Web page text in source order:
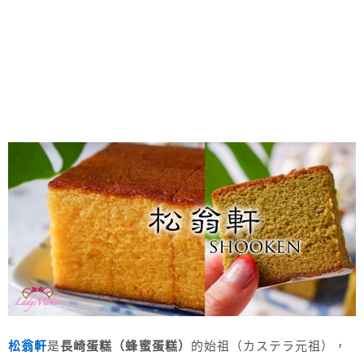
松翁軒是長崎蛋糕（蜂蜜蛋糕） 的始祖（カステラ元祖），